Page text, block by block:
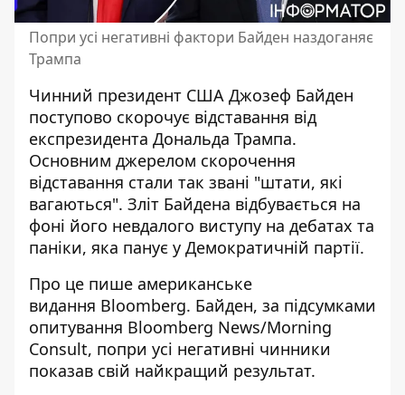
Попри усі негативні фактори Байден наздоганяє
Трампа
Чинний президент США Джозеф Байден
поступово скорочує відставання від
експрезидента Дональда Трампа.
Основним джерелом скорочення
відставання стали так звані "штати, які
вагаються". Зліт Байдена відбувається на
фоні його невдалого виступу на дебатах та
паніки, яка панує у Демократичній партії.
Про це пише американське
видання Bloomberg. Байден, за підсумками
опитування Bloomberg News/Morning
Consult, попри усі негативні чинники
показав свій найкращий результат.